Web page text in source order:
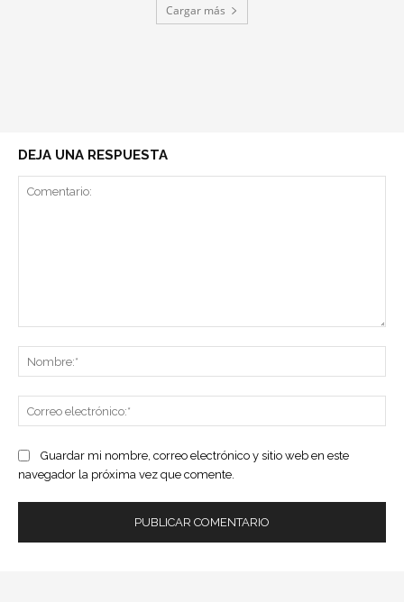
Cargar más
DEJA UNA RESPUESTA
Guardar mi nombre, correo electrónico y sitio web en este
navegador la próxima vez que comente.